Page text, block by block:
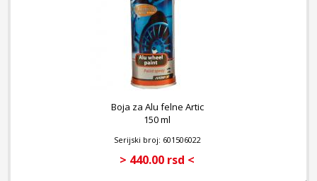
Boja za Alu felne Artic
150 ml
Serijski broj: 601506022
> 440.00 rsd <